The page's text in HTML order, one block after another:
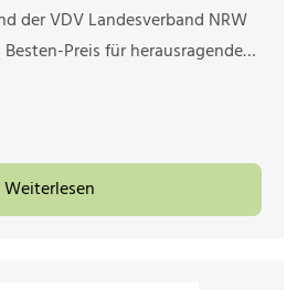
der VDV Landesverband NRW
Preis für herausragende…
Weiterlesen